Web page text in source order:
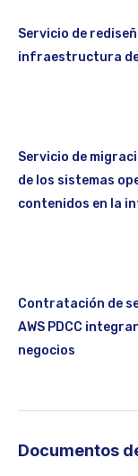
Servicio de
infraestructura de
Servicio de
de los sistemas
contenidos en la
Contratación de
AWS PDCC
negocios
Documentos